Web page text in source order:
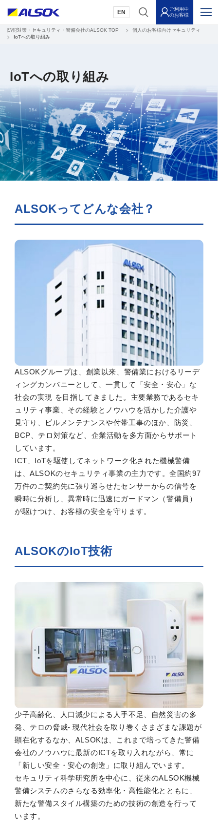
EN
ご利用中
のお客様
防犯対策・セキュリティ・警備会社のALSOK TOP
個人のお客様向けセキュリティ
IoTへの取り組み
IoTへの取り組み
ALSOKってどんな会社？
ALSOKグループは、創業以来、警備業におけるリーデ
ィングカンパニーとして、一貫して「安全・安心」な
社会の実現 を目指してきました。主要業務であるセキ
ュリティ事業、その経験とノウハウを活かした介護や
見守り、ビルメンテナンスや付帯工事のほか、防災、
BCP、テロ対策など、企業活動を多方面からサポート
しています。
ICT、IoTを駆使してネットワーク化された機械警備
は、ALSOKのセキュリティ事業の主力です。全国約97
万件のご契約先に張り巡らせたセンサーからの信号を
瞬時に分析し、異常時に迅速にガードマン（警備員）
が駆けつけ、お客様の安全を守ります。
ALSOKのIoT技術
少子高齢化、人口減少による人手不足、自然災害の多
発、テロの脅威- 現代社会を取り巻くさまざまな課題が
顕在化するなか、ALSOKは、これまで培ってきた警備
会社のノウハウに最新のICTを取り入れながら、常に
「新しい安全・安心の創造」に取り組んでいます。
セキュリティ科学研究所を中心に、従来のALSOK機械
警備システムのさらなる効率化・高性能化とともに、
新たな警備スタイル構築のための技術の創造を行って
います。